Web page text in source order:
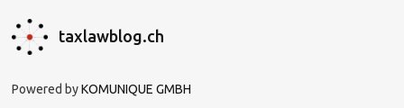
taxlawblog.ch
Powered byKOMUNIQUE GMBH